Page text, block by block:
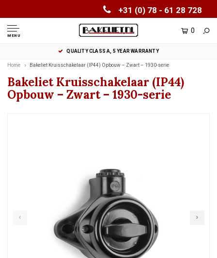
+31 (0) 78 - 61 28 728
MENU
0
QUALITY CLASS A, 5 YEAR WARRANTY
Home Bakeliet Kruisschakelaar (IP44) Opbouw – Zwart – 1930-serie
Bakeliet Kruisschakelaar (IP44)
Opbouw – Zwart – 1930-serie